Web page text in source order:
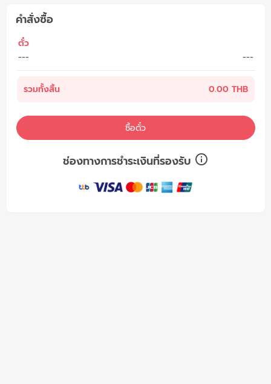
คำสั่งซื้อ
ตั๋ว
---
---
รวมทั้งสิ้น 0.00 THB
ซื้อตั๋ว
ช่องทางการชำระเงินที่รองรับ